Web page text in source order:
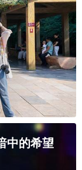
中的希望